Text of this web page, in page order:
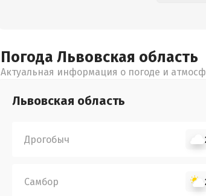
Погода Львовская область
Актуальная информация о погоде и
Львовская область
Дрогобыч
Самбор